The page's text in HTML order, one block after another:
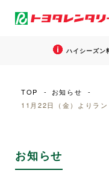
ハイシーズン
TOP
お知らせ
11月22日（金）よりラ
お知らせ